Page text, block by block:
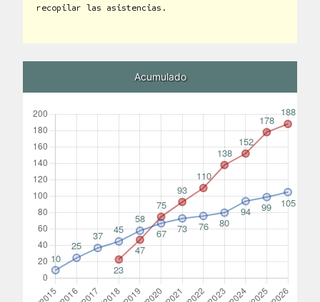
recopilar las asistencias.
Acumulado